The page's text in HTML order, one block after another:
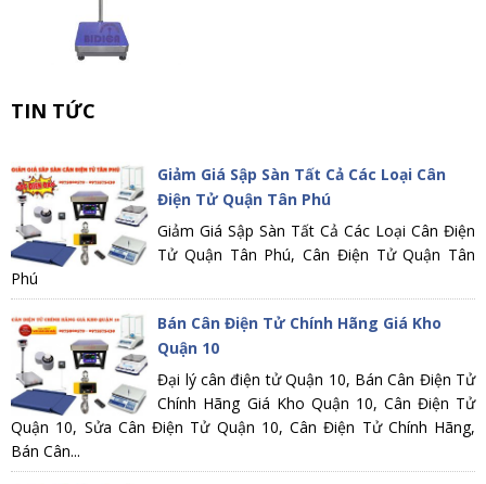
TIN TỨC
Giảm Giá Sập Sàn Tất Cả Các Loại Cân
Điện Tử Quận Tân Phú
Giảm Giá Sập Sàn Tất Cả Các Loại Cân Điện
Tử Quận Tân Phú, Cân Điện Tử Quận Tân
Phú
Bán Cân Điện Tử Chính Hãng Giá Kho
Quận 10
Đại lý cân điện tử Quận 10, Bán Cân Điện Tử
Chính Hãng Giá Kho Quận 10, Cân Điện Tử
Quận 10, Sửa Cân Điện Tử Quận 10, Cân Điện Tử Chính Hãng,
Bán Cân...